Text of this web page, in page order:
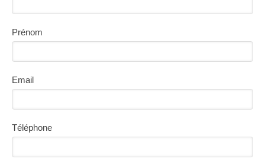
Prénom
Email
Téléphone